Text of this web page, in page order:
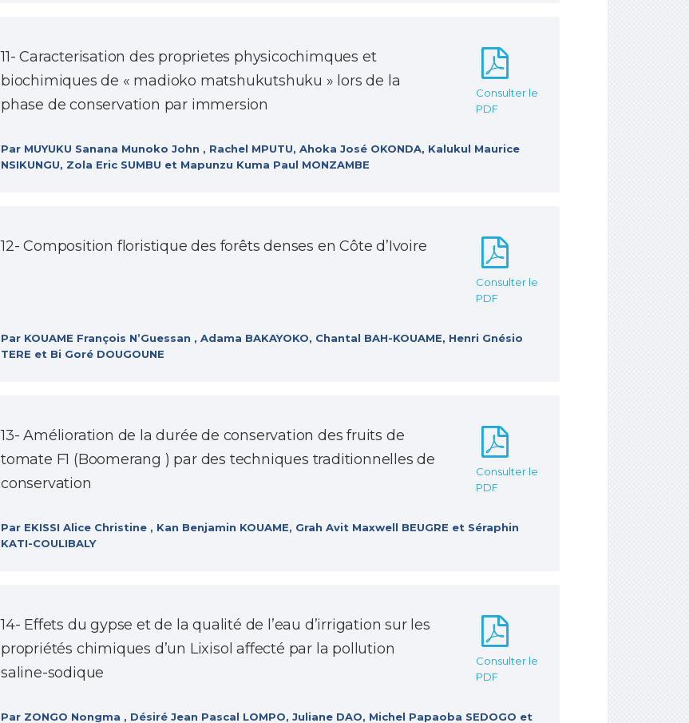
11- Caracterisation des proprietes physicochimques et
biochimiques de « madioko matshukutshuku » lors de la
phase de conservation par immersion
Consulter le
PDF
Par MUYUKU Sanana Munoko John , Rachel MPUTU, Ahoka José OKONDA, Kalukul Maurice
NSIKUNGU, Zola Eric SUMBU et Mapunzu Kuma Paul MONZAMBE
12- Composition floristique des forêts denses en Côte d’Ivoire
Consulter le
PDF
Par KOUAME François N’Guessan , Adama BAKAYOKO, Chantal BAH-KOUAME, Henri Gnésio
TERE et Bi Goré DOUGOUNE
13- Amélioration de la durée de conservation des fruits de
tomate F1 (Boomerang ) par des techniques traditionnelles de
conservation
Consulter le
PDF
Par EKISSI Alice Christine , Kan Benjamin KOUAME, Grah Avit Maxwell BEUGRE et Séraphin
KATI-COULIBALY
14- Effets du gypse et de la qualité de l’eau d’irrigation sur les
propriétés chimiques d’un Lixisol affecté par la pollution
saline-sodique
Consulter le
PDF
Par ZONGO Nongma , Désiré Jean Pascal LOMPO, Juliane DAO, Michel Papaoba SEDOGO et